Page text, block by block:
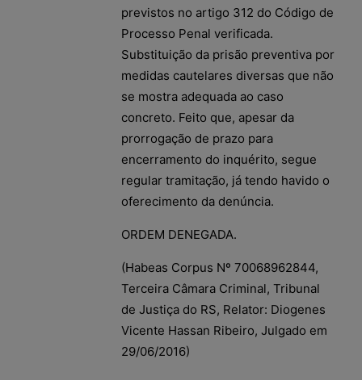
previstos no artigo 312 do Código de
Processo Penal verificada.
Substituição da prisão preventiva por
medidas cautelares diversas que não
se mostra adequada ao caso
concreto. Feito que, apesar da
prorrogação de prazo para
encerramento do inquérito, segue
regular tramitação, já tendo havido o
oferecimento da denúncia.
ORDEM DENEGADA.
(Habeas Corpus Nº 70068962844,
Terceira Câmara Criminal, Tribunal
de Justiça do RS, Relator: Diogenes
Vicente Hassan Ribeiro, Julgado em
29/06/2016)